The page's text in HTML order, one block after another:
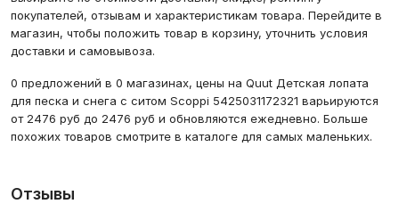
покупателей, отзывам и характеристикам товара. Перейдите в
магазин, чтобы положить товар в корзину, уточнить условия
доставки и самовывоза.
0 предложений в 0 магазинах, цены на Quut Детская лопата
для песка и снега с ситом Scoppi 5425031172321 варьируются
от 2476 руб до 2476 руб и обновляются ежедневно. Больше
похожих товаров смотрите в каталоге для самых маленьких.
Отзывы